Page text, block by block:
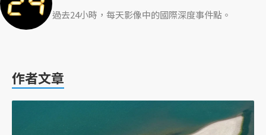
過去24小時，每天影像中的國際深度事件點。
作者文章